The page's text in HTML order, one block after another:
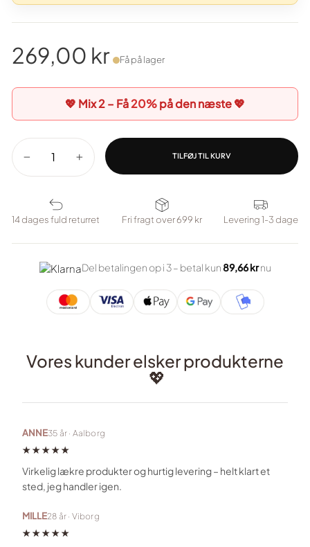
pris
269,00 kr Få på lager
💖 Mix 2 – Få20%på den næste 💖
+
TILFØJ TIL KURV
14 dages fuld returret Fri fragt over 699 kr Levering 1-3 dage
Del betalingen op i 3 – betal kun89,66 krnu
Vores kunder elsker produkterne
💖
ANNE35 år · Aalborg
★★★★★
Virkelig lækre produkter og hurtig levering – helt klart et
sted, jeg handler igen.
MILLE28 år · Viborg
★★★★★